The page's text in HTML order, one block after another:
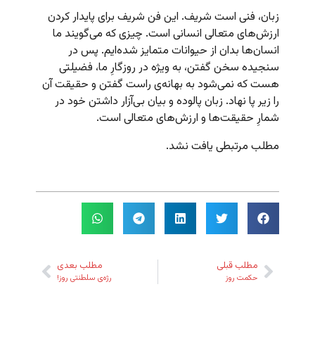
زبان، فنی است شریف. این فن شریف برای پایدار کردن
ارزش‌های متعالی انسانی است. چیزی که می‌گویند ما
انسان‌ها بدان از حیوانات متمایز شده‌ایم. پس در
سنجیده سخن گفتن، به ویژه در روزگارِ ما، فضیلتی
هست که نمی‌شود به بهانه‌ی راست گفتن و حقیقت آن
را زیر پا نهاد. زبان پالوده و بیان بی‌آزار داشتن خود در
شمارِ حقیقت‌ها و ارزش‌های متعالی است.
مطلب مرتبطی یافت نشد.
مطلب قبلی
حکمت روز
مطلب بعدی
رژه‌ی سلطنتی روز!